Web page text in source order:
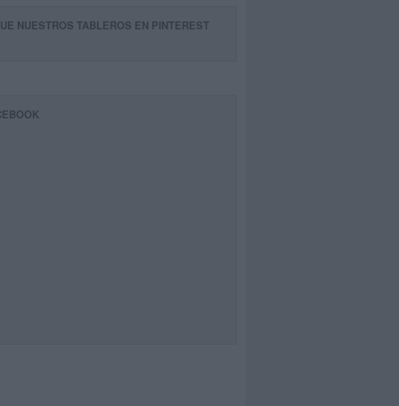
NUESTROS TABLEROS EN PINTEREST